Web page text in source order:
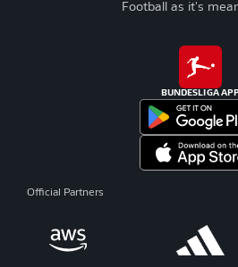
Football as it's
BUNDESLIGA
Official Partners